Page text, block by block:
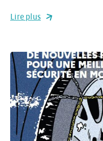
Lire plus